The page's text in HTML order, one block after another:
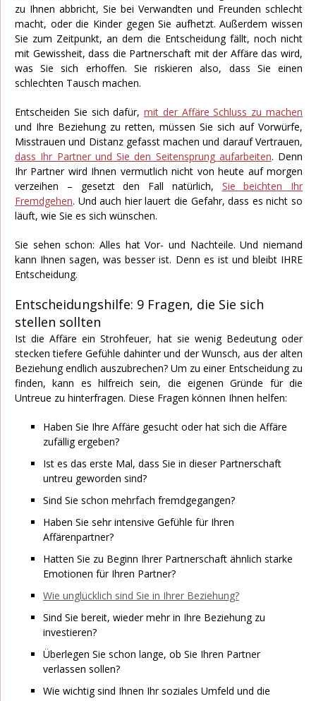
zu Ihnen abbricht, Sie bei Verwandten und Freunden schlecht
macht, oder die Kinder gegen Sie aufhetzt. Außerdem wissen
Sie zum Zeitpunkt, an dem die Entscheidung fällt, noch nicht
mit Gewissheit, dass die Partnerschaft mit der Affäre das wird,
was Sie sich erhoffen. Sie riskieren also, dass Sie einen
schlechten Tausch machen.
Entscheiden Sie sich dafür,mit der Affäre Schluss zu machen
und Ihre Beziehung zu retten, müssen Sie sich auf Vorwürfe,
Misstrauen und Distanz gefasst machen und darauf Vertrauen,
dass Ihr Partner und Sie den Seitensprung aufarbeiten. Denn
Ihr Partner wird Ihnen vermutlich nicht von heute auf morgen
verzeihen – gesetzt den Fall natürlich, Sie beichten Ihr
Fremdgehen. Und auch hier lauert die Gefahr, dass es nicht so
läuft, wie Sie es sich wünschen.
Sie sehen schon: Alles hat Vor- und Nachteile. Und niemand
kann Ihnen sagen, was besser ist. Denn es ist und bleibt IHRE
Entscheidung.
Entscheidungshilfe: 9 Fragen, die Sie sich
stellen sollten
Ist die Affäre ein Strohfeuer, hat sie wenig Bedeutung oder
stecken tiefere Gefühle dahinter und der Wunsch, aus der alten
Beziehung endlich auszubrechen? Um zu einer Entscheidung zu
finden, kann es hilfreich sein, die eigenen Gründe für die
Untreue zu hinterfragen. Diese Fragen können Ihnen helfen:
Haben Sie Ihre Affäre gesucht oder hat sich die Affäre
zufällig ergeben?
Ist es das erste Mal, dass Sie in dieser Partnerschaft
untreu geworden sind?
Sind Sie schon mehrfach fremdgegangen?
Haben Sie sehr intensive Gefühle für Ihren
Affärenpartner?
Hatten Sie zu Beginn Ihrer Partnerschaft ähnlich starke
Emotionen für Ihren Partner?
Wie unglücklich sind Sie in Ihrer Beziehung?
Sind Sie bereit, wieder mehr in Ihre Beziehung zu
investieren?
Überlegen Sie schon lange, ob Sie Ihren Partner
verlassen sollen?
Wie wichtig sind Ihnen Ihr soziales Umfeld und die